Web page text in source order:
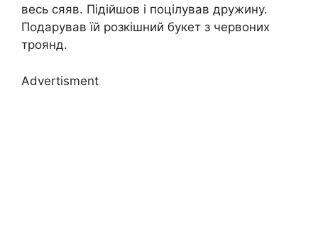
весь сяяв. Підійшов і поцілував дружину.
Подарував їй розкішний букет з червоних
троянд.
Advertisment